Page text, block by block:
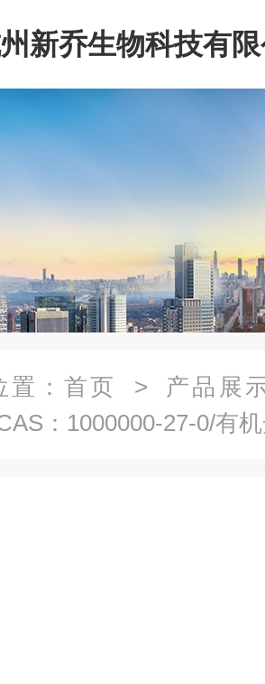
新乔生物科技有
： 首页 > 产品展
：1000000-27-0/有